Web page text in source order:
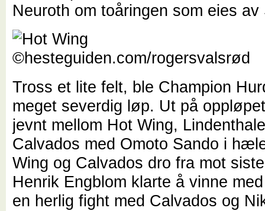
Neuroth om toåringen som eies av
Tross et lite felt, ble Champion
meget severdig løp. Ut på
jevnt mellom Hot Wing,
Calvados med Omoto Sando i
Wing og Calvados dro fra mot
Henrik Engblom klarte å vinne
en herlig fight med Calvados og